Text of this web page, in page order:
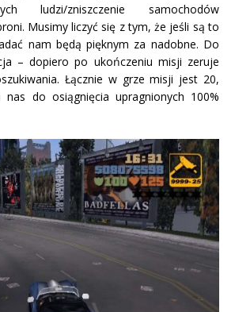
ludzi/zniszczenie samochodów
Musimy liczyć się z tym, że jeśli są to
nam będą pięknym za nadobne. Do
– dopiero po ukończeniu misji zeruje
Łącznie w grze misji jest 20,
nas do osiągnięcia upragnionych 100%